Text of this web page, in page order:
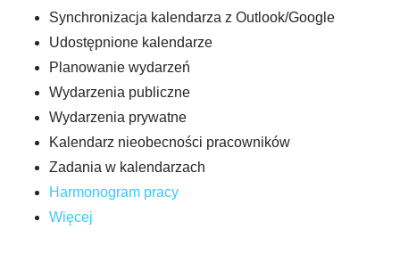
Synchronizacja kalendarza z Outlook/Google
Udostępnione kalendarze
Planowanie wydarzeń
Wydarzenia publiczne
Wydarzenia prywatne
Kalendarz nieobecności pracowników
Zadania w kalendarzach
Harmonogram pracy
Więcej